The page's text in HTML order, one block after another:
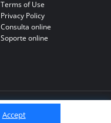
Accept
Terms of Use
Privacy Policy
Consulta online
Soporte online